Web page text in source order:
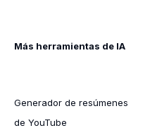
Más herramientas de IA
Generador de resúmenes
de YouTube